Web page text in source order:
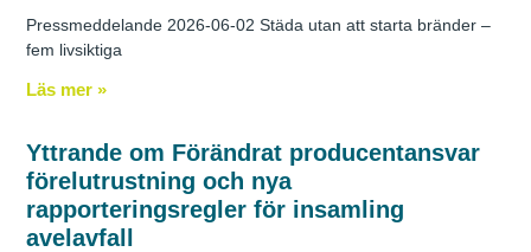
Pressmeddelande 2026-06-02 Städa utan att starta bränder –
fem livsiktiga
Läs mer »
Yttrande om Förändrat producentansvar
förelutrustning och nya
rapporteringsregler för insamling
avelavfall